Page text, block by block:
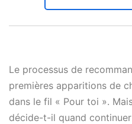
Le processus de
premières apparitions de
dans le fil « Pour toi ».
décide-t-il quand